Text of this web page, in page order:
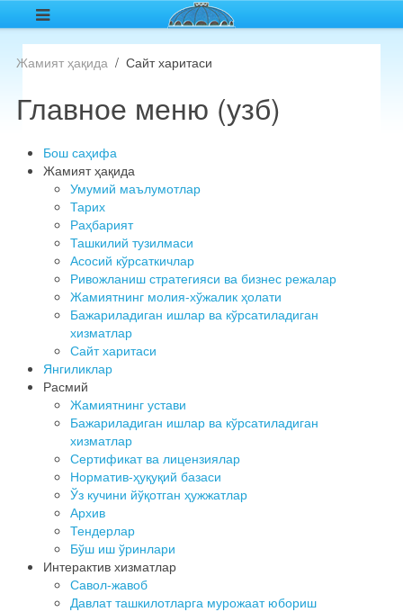
Жамият ҳақида Сайт харитаси
Главное меню (узб)
Бош саҳифа
Жамият ҳақида
Умумий маълумотлар
Тарих
Раҳбарият
Ташкилий тузилмаси
Асосий кўрсаткичлар
Ривожланиш стратегияси ва бизнес режалар
Жамиятнинг молия-хўжалик ҳолати
Бажариладиган ишлар ва кўрсатиладиган
хизматлар
Сайт харитаси
Янгиликлар
Расмий
Жамиятнинг устави
Бажариладиган ишлар ва кўрсатиладиган
хизматлар
Сертификат ва лицензиялар
Норматив-ҳуқуқий базаси
Ўз кучини йўқотган ҳужжатлар
Архив
Тендерлар
Бўш иш ўринлари
Интерактив хизматлар
Савол-жавоб
Давлат ташкилотларга мурожаат юбориш